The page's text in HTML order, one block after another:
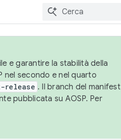
e garantire la stabilità della
nel secondo e nel quarto
release . Il branch del manifest
pubblicata su AOSP. Per